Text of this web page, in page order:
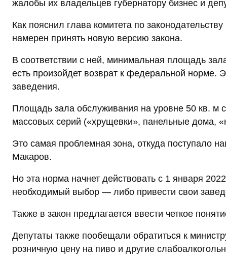
жалобы их владельцев губернатору бизнес и
Как пояснил глава комитета по
намерен принять новую версию закона.
В соответствии с ней, минимальная площадь
есть произойдет возврат к федеральной норме.
заведения.
Площадь зала обслуживания на уровне 50 кв. м
массовых серий («хрущевки», панельные дома,
Это самая проблемная зона, откуда поступало
Макаров.
Но эта норма начнет действовать с 1 января
необходимый выбор — либо привести свои
Также в закон предлагается ввести четкое
Депутаты также пообещали обратиться к
розничную цену на пиво и другие